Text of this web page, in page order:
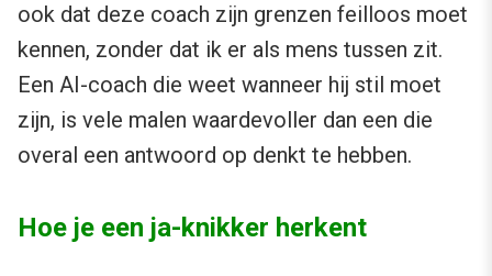
ook dat deze coach zijn grenzen feilloos moet
kennen, zonder dat ik er als mens tussen zit.
Een AI-coach die weet wanneer hij stil moet
zijn, is vele malen waardevoller dan een die
overal een antwoord op denkt te hebben.
Hoe je een ja-knikker herkent